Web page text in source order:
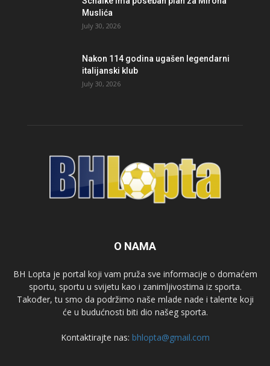
Muslića
July 30, 2026
Nakon 114 godina ugašen legendarni
italijanski klub
July 30, 2026
O NAMA
BH Lopta je portal koji vam pruža sve informacije o domaćem
sportu, sportu u svijetu kao i zanimljivostima iz sporta.
Također, tu smo da podržimo naše mlade nade i talente koji
će u budućnosti biti dio našeg sporta.
Kontaktirajte nas: bhlopta@gmail.com